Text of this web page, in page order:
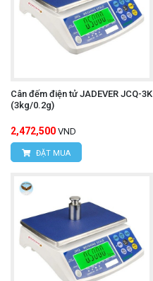
Cân đếm điện tử JADEVER JCQ-3K
(3kg/0.2g)
2,472,500 VND
ĐẶT MUA